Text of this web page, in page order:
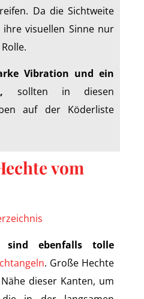
Da die Sichtweite
visuellen Sinne nur
Vibration und ein
sollten in diesen
auf der Köderliste
vom
sind ebenfalls tolle
. Große Hechte
dieser Kanten, um